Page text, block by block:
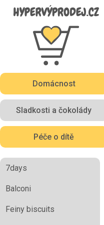
Domácnost
Sladkosti a čokolády
Péče o dítě
7days
Balconi
Feiny biscuits